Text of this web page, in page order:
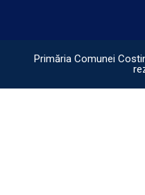
Primăria Comunei